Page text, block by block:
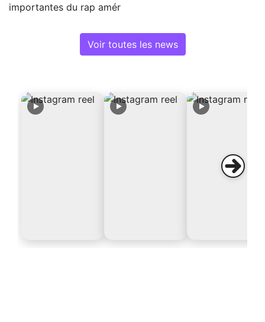
importantes du rap amér
Voir toutes les news